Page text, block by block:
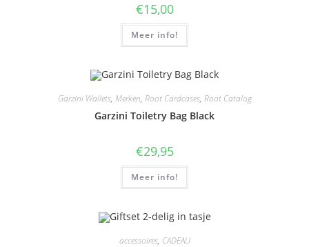
€15,00
Meer info!
Garzini Wallets, Merken, Root Cardcases, Root Catalog
Garzini Toiletry Bag Black
€29,95
Meer info!
accessoires, CADEAU